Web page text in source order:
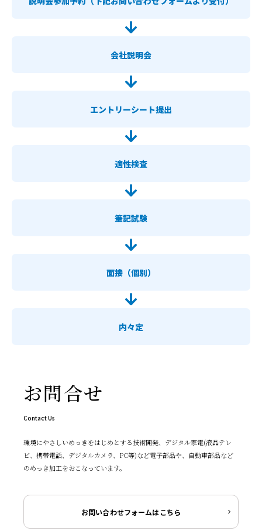
会社説明会
エントリーシート提出
適性検査
筆記試験
面接（個別）
内々定
お問合せ
Contact Us
環境にやさしいめっきをはじめとする技術開発、デジタル家電(液晶テレ
ビ、携帯電話、デジタルカメラ、PC等)など電子部品や、自動車部品など
のめっき加工をおこなっています。
お問い合わせフォームはこちら